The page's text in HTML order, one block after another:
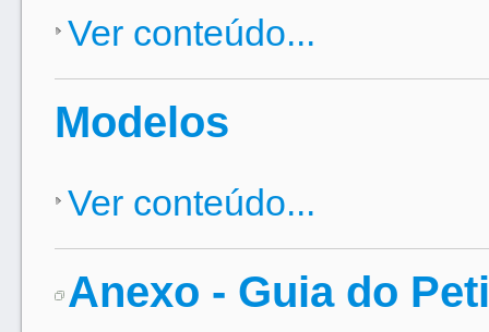
Ver conteúdo...
Modelos
Ver conteúdo...
Anexo - Guia do